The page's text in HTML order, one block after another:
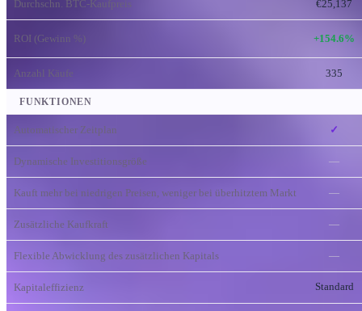
Durchschn. BTC-Kaufpreis €25,137
ROI (Gewinn %) +154.6%
Anzahl Käufe 335
FUNKTIONEN
Automatischer Zeitplan ✓
Dynamische Investitionsgröße —
Kauft mehr bei niedrigen Preisen, weniger bei überhitztem Markt —
Zusätzliche Kaufkraft —
Flexible Abwicklung des zusätzlichen Kapitals —
Kapitaleffizienz Standard